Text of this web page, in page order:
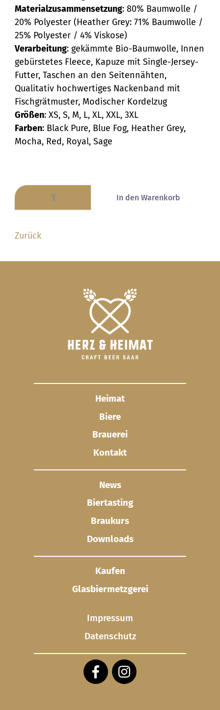
Materialzusammensetzung: 80% Baumwolle /
20% Polyester (Heather Grey: 71% Baumwolle /
25% Polyester / 4% Viskose)
Verarbeitung: gekämmte Bio-Baumwolle, Innen
gebürstetes Fleece, Kapuze mit Single-Jersey-
Futter, Taschen an den Seitennähten,
Qualitativ hochwertiges Nackenband mit
Fischgrätmuster, Modischer Kordelzug
Größen: XS, S, M, L, XL, XXL, 3XL
Farben: Black Pure, Blue Fog, Heather Grey,
Mocha, Red, Royal, Sage
Zurück
Heimat
Biere
Brauerei
Kontakt
News
Biertasting
Braukurs
Downloads
Kaufen
Glasbier­metzgerei
Impressum
Datenschutz